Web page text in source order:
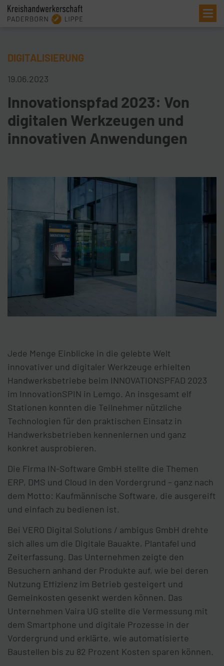
DIGITALISIERUNG
19.06.2023
Innovationspfad 2023: Von
digitalen Werkzeugen und
innovativen Anwendungen
Jede Menge Einblicke in die gelebte Welt
innovativer und digitaler Werkzeuge erhielten
Handwerksbetriebe beim INNOVATIONSPFAD 2023
im InnovationSPIN in Lemgo. An insgesamt elf
Stationen konnten die Teilnehmer nützliche
Technologien für den praktischen Einsatz in
Handwerksbetrieben kennenlernen und ganz
konkret ausprobieren.
Die Firma IN-Software GmbH stellte die Themen
ERP, DMS und Cloud in den Vordergrund – ganz nach
dem Motto: Kaufmännische Software, die ausgereift
und einfach zu bedienen ist.
Bei VERO Digital Solutions / ambigus GmbH drehte
sich alles um die Digitale Bauakte, Plantafel und
Zeiterfassung. Das Unternehmen zeigte den
Besuchern anhand der Produkte auf, wie bei deren
Nutzung Effizienz im Betrieb gesteigert und
Gemeinkosten gesenkt werden können. Das
Unternehmen Vaira UG stellte die Vermessung mit
dem Smartphone und digitale Prozesse in der
Vordergrund und erklärte, wie automatisierte
Baustellen bis zu 82 Prozent Kosten sparen können.